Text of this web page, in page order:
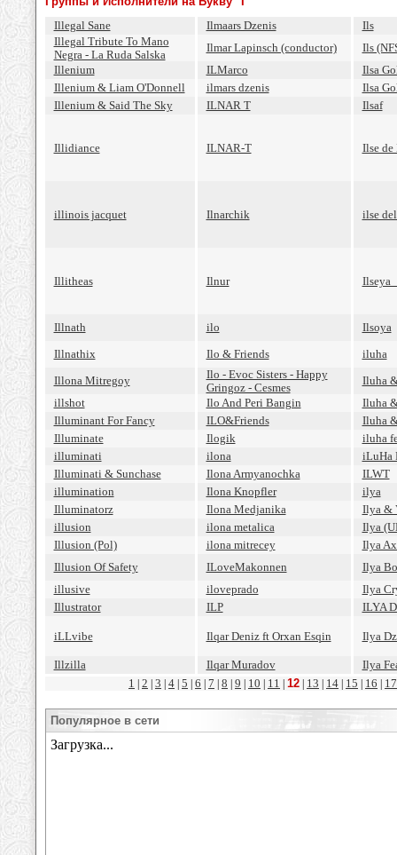
Illegal Sane
Ilmaars Dzenis
Ils
Illegal Tribute To Mano
Negra - La Ruda Salska
Ilmar Lapinsch (conductor)
Ils
Illenium
ILMarco
Ilsa
Illenium & Liam O'Donnell
ilmars dzenis
Ilsa
Illenium & Said The Sky
ILNAR T Ilsaf
Illidiance ILNAR-T Ilse de
illinois jacquet Ilnarchik ilse
Illitheas Ilnur
Illnath ilo
Ilsoya
Illnathix
Ilo & Friends
iluha
Illona Mitregoy
Ilo - Evoc Sisters - Happy
Gringoz - Cesmes
Iluha
illshot
Ilo And Peri Bangin
Iluha
Illuminant For Fancy
ILO&Friends
Iluha
Illuminate
Ilogik
iluha
illuminati
ilona
iLuHa
Illuminati & Sunchase
Ilona Armyanochka
ILWT
illumination
Ilona Knopfler
ilya
Illuminatorz
Ilona Medjanika
Ilya &
illusion
ilona metalica
Ilya
Illusion (Pol)
ilona mitrecey
Ilya
Illusion Of Safety
ILoveMakonnen
Ilya
illusive
iloveprado
Ilya
Illustrator
ILP ILYA
iLLvibe Ilqar Deniz ft Orxan Esqin Ilya
Illzilla Ilqar Muradov
Ilya
1 2 3 4 5 6 7 8 9 10 11 12 13 14 15 16 17
Популярное в сети